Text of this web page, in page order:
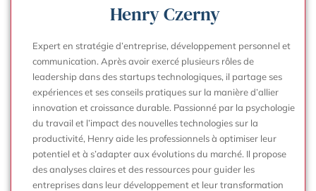
Henry Czerny
Expert en stratégie d’entreprise, développement personnel et
communication. Après avoir exercé plusieurs rôles de
leadership dans des startups technologiques, il partage ses
expériences et ses conseils pratiques sur la manière d’allier
innovation et croissance durable. Passionné par la psychologie
du travail et l’impact des nouvelles technologies sur la
productivité, Henry aide les professionnels à optimiser leur
potentiel et à s’adapter aux évolutions du marché. Il propose
des analyses claires et des ressources pour guider les
entreprises dans leur développement et leur transformation